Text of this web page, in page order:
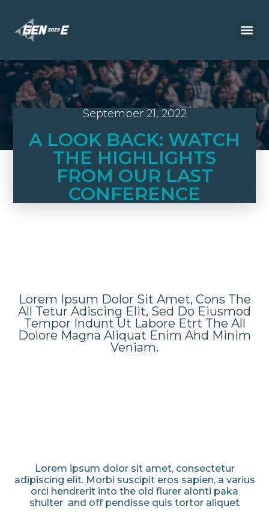
September 21, 2022
A LOOK BACK: WATCH
THE HIGHLIGHTS
FROM OUR LAST
CONFERENCE
Lorem Ipsum Dolor Sit Amet, Cons The
All Tetur Adiscing Elit, Sed Do Eiusmod
Tempor Indunt Ut Labore Etrt The All
Dolore Magna Aliquat Enim Ahd Minim
Veniam.
Lorem ipsum dolor sit amet, consectetur
adipiscing elit. Morbi suscipit eros sapien, a varius
orci hendrerit into the old flurer alonti paka
shulter and off pendisse quis tortor aliquet